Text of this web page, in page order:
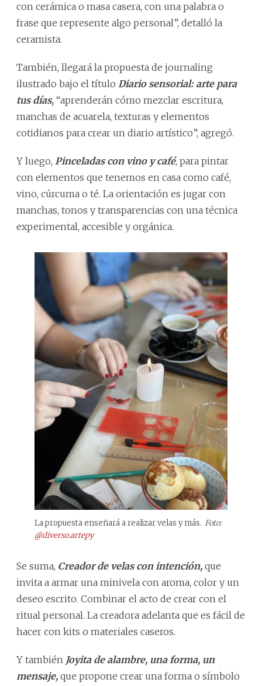
con cerámica o masa casera, con una palabra o
frase que represente algo personal”, detalló la
ceramista.
También, llegará la propuesta de journaling
ilustrado bajo el título Diario sensorial: arte para
tus días, “aprenderán cómo mezclar escritura,
manchas de acuarela, texturas y elementos
cotidianos para crear un diario artístico”, agregó.
Y luego, Pinceladas con vino y café, para pintar
con elementos que tenemos en casa como café,
vino, cúrcuma o té. La orientación es jugar con
manchas, tonos y transparencias con una técnica
experimental, accesible y orgánica.
La propuesta enseñará a realizar velas y más. Foto:
@diverso.artepy
Se suma, Creador de velas con intención, que
invita a armar una minivela con aroma, color y un
deseo escrito. Combinar el acto de crear con el
ritual personal. La creadora adelanta que es fácil de
hacer con kits o materiales caseros.
Y también Joyita de alambre, una forma, un
mensaje, que propone crear una forma o símbolo